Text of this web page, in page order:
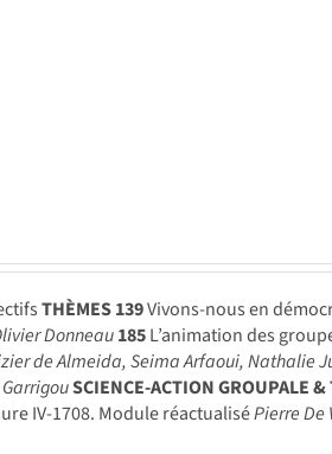
THÈMES139Vivons-nous en
Donneau185L’animation des
de Almeida, Seima Arfaoui, Nathalie
SCIENCE-ACTION GROUPALE
IV-1708. Module réactualiséPierre De